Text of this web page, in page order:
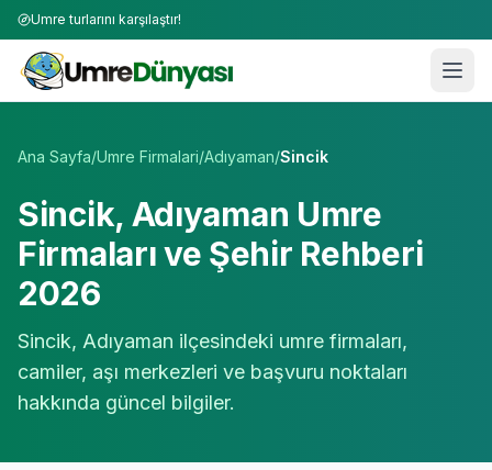
Umre turlarını karşılaştır!
Ana Sayfa/Umre Firmalari/Adıyaman/Sincik
Sincik, Adıyaman Umre
Firmaları ve Şehir Rehberi
2026
Sincik, Adıyaman ilçesindeki umre firmaları,
camiler, aşı merkezleri ve başvuru noktaları
hakkında güncel bilgiler.